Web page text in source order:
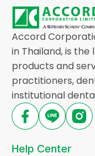
Accord
in Thailand, is
products and
practitioners,
institutional
Help Center